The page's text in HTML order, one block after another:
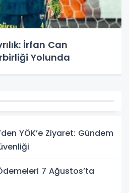
İrfan Can
Yolunda
YÖK’e Ziyaret: Gündem
7 Ağustos’ta